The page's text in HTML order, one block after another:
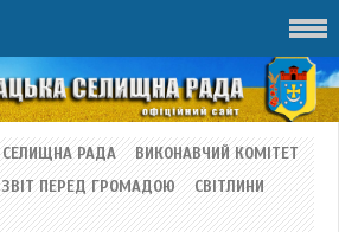
СЕЛИЩНА РАДА
ВИКОНАВЧИЙ КОМІТЕТ
ЗВІТ ПЕРЕД ГРОМАДОЮ
СВІТЛИНИ